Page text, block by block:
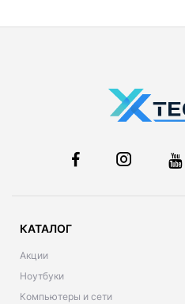
КАТАЛОГ
Акции
Ноутбуки
Компьютеры и сети